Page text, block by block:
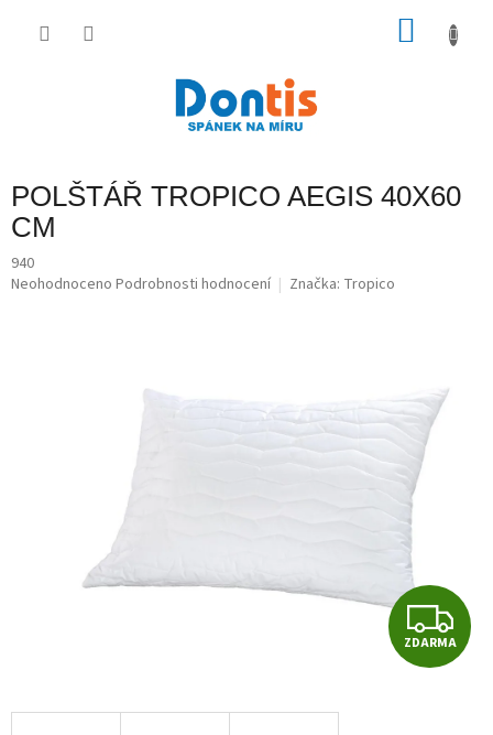
POLŠTÁŘ TROPICO AEGIS 40X60
CM
940
Průměrné
Neohodnoceno Podrobnosti hodnocení Značka: Tropico
Z
D
ZDARMA